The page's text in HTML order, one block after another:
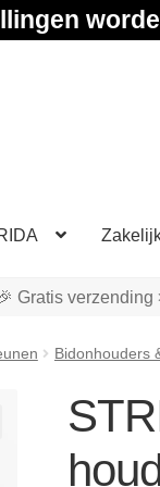
Gratis
Bidonhouders